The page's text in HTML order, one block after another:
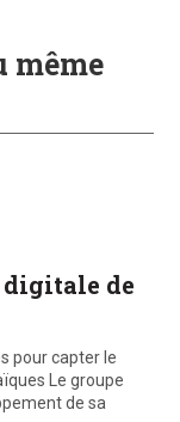
même
de
pour capter le
Le groupe
de sa